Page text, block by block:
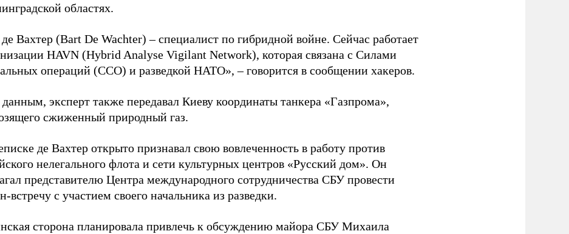
областях.
де Вахтер (Bart De Wachter) – специалист по гибридной войне. Сейчас работает
HAVN (Hybrid Analyse Vigilant Network), которая связана с Силами
операций (ССО) и разведкой НАТО», – говорится в сообщении хакеров.
эксперт также передавал Киеву координаты танкера «Газпрома»,
сжиженный природный газ.
де Вахтер открыто признавал свою вовлеченность в работу против
нелегального флота и сети культурных центров «Русский дом». Он
представителю Центра международного сотрудничества СБУ провести
встречу с участием своего начальника из разведки.
сторона планировала привлечь к обсуждению майора СБУ Михаила